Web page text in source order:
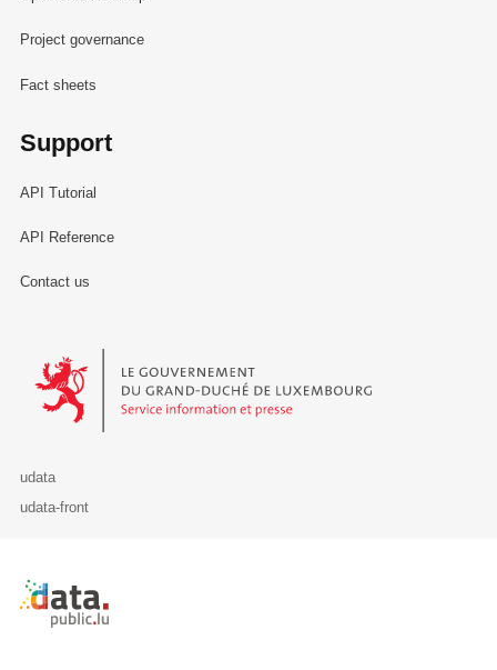
Project governance
Fact sheets
Support
API Tutorial
API Reference
Contact us
Le Gouvernement du Grand-Duché de Luxembourg - Service
udata
udata-front
Retour à l'accueil de data.public.lu